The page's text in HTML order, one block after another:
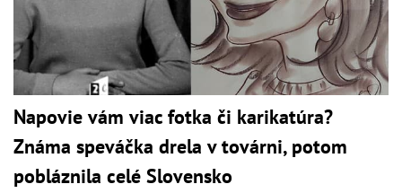
Napovie vám viac fotka či karikatúra?
Známa speváčka drela v továrni, potom
pobláznila celé Slovensko